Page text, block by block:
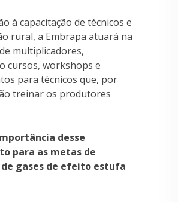
à capacitação de técnicos e
rural, a Embrapa atuará na
multiplicadores,
cursos, workshops e
para técnicos que, por
treinar os produtores
desse
para as metas de
de gases de efeito estufa